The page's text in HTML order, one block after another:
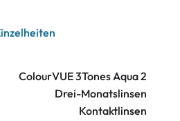
ColourVUE 3Tones Aqua 2
Drei-Monatslinsen
Kontaktlinsen